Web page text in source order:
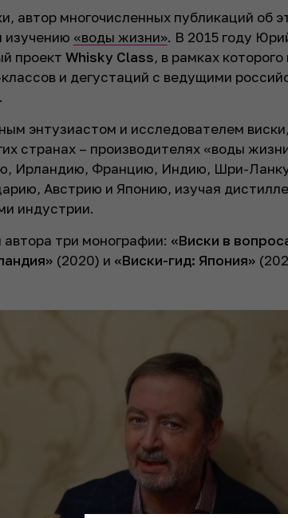
автор многочисленных публикаций об
изучению «воды жизни». В 2015 году
проект Whisky Class, в рамках
и дегустаций с ведущими
энтузиастом и исследователем
странах – производителях «воды
Ирландию, Францию, Индию, Шри-
Австрию и Японию, изучая
индустрии.
три монографии: «Виски в
(2020) и «Виски-гид: Япония»